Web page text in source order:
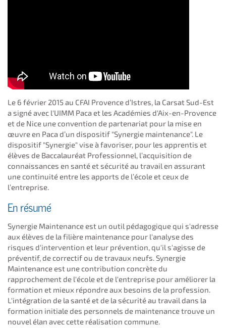
Le 6 février 2015 au CFAI Provence d’Istres, la Carsat Sud-Est
a signé avec l'UIMM Paca et les Académies d'Aix-en-Provence
et de Nice une convention de partenariat pour la mise en
œuvre en Paca d’un dispositif "Synergie maintenance". Le
dispositif "Synergie" vise à favoriser, pour les apprentis et
élèves de Baccalauréat Professionnel, l’acquisition de
connaissances en santé et sécurité au travail en assurant
une continuité entre les apports de l’école et ceux de
l’entreprise.
En résumé
Synergie Maintenance est un outil pédagogique qui s'adresse
aux élèves de la filière maintenance pour l'analyse des
risques d'intervention et leur prévention, qu'il s'agisse de
préventif, de correctif ou de travaux neufs. Synergie
Maintenance est une contribution concrète du
rapprochement de l'école et de l'entreprise pour améliorer la
formation et mieux répondre aux besoins de la profession.
L'intégration de la santé et de la sécurité au travail dans la
formation initiale des personnels de maintenance trouve un
nouvel élan avec cette réalisation commune.